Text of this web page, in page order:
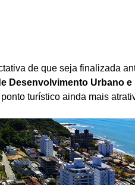
de que seja finalizada
Desenvolvimento Urbano e
turístico ainda mais